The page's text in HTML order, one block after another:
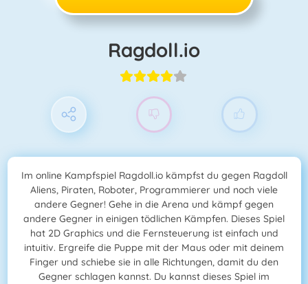
Ragdoll.io
Im online Kampfspiel Ragdoll.io kämpfst du gegen Ragdoll
Aliens, Piraten, Roboter, Programmierer und noch viele
andere Gegner! Gehe in die Arena und kämpf gegen
andere Gegner in einigen tödlichen Kämpfen. Dieses Spiel
hat 2D Graphics und die Fernsteuerung ist einfach und
intuitiv. Ergreife die Puppe mit der Maus oder mit deinem
Finger und schiebe sie in alle Richtungen, damit du den
Gegner schlagen kannst. Du kannst dieses Spiel im